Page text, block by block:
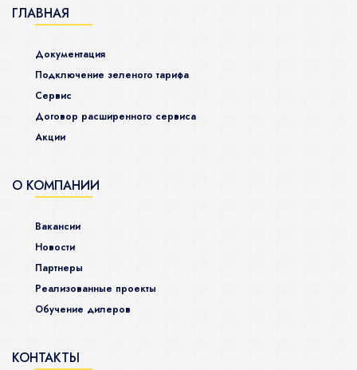
ГЛАВНАЯ
Документация
Подключение зеленого тарифа
Сервис
Договор расширенного сервиса
Акции
О КОМПАНИИ
Вакансии
Новости
Партнеры
Реализованные проекты
Обучение дилеров
КОНТАКТЫ